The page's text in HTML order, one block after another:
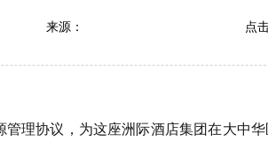
来源： 点
理协议，为这座洲际酒店集团在大中